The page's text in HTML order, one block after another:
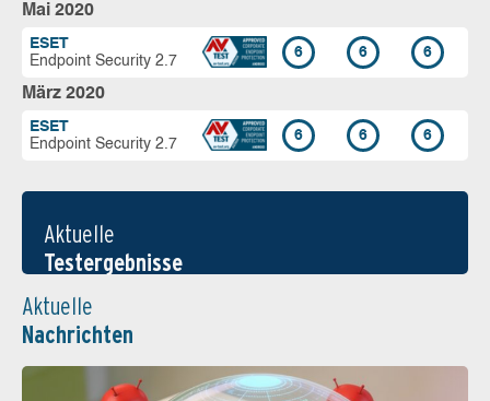
Mai 2020
ESET
Endpoint Security 2.7
6 6 6
März 2020
ESET
Endpoint Security 2.7
6 6 6
Aktuelle
Testergebnisse
Aktuelle
Nachrichten